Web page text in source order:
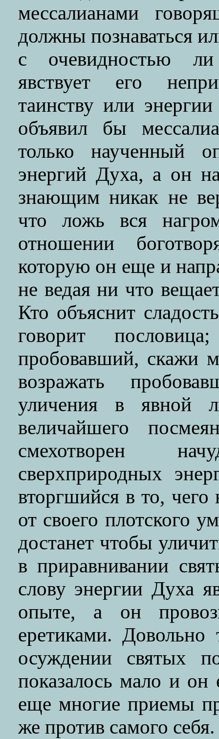
мессалианами
должны познаваться
с очевидностью ли
явствует его
таинству или
объявил бы
только наученный
энергий Духа, а он
знающим никак не
что ложь вся
отношении
которую он еще и
не ведая ни что
Кто объяснит
говорит
пробовавший, скажи
возражать
уличения в явной
величайшего
смехотворен
сверхприродных
вторгшийся в то, чего
от своего плотского
достанет чтобы
в приравнивании
слову энергии Духа
опыте, а он
еретиками.
осуждении святых
показалось мало и
еще многие приемы
же против самого себя.